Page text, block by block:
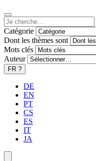
Catégorie
Dont les thèmes sont
Mots clés
Auteur
FR ?
DE
EN
PT
CS
ES
IT
JA